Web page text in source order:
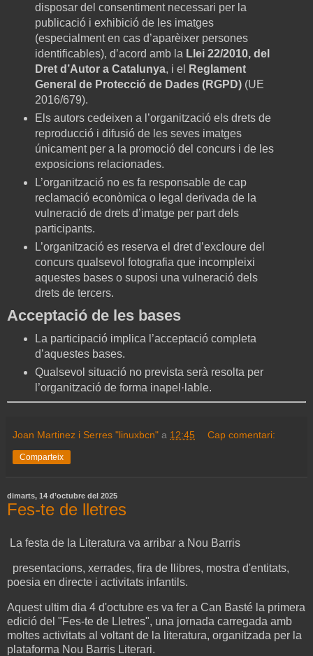
disposar del consentiment necessari per la
publicació i exhibició de les imatges
(especialment en cas d’aparèixer persones
identificables), d’acord amb la Llei 22/2010, del
Dret d’Autor a Catalunya, i el
Reglament
General de Protecció de Dades (RGPD)(UE
2016/679).
Els autors cedeixen a l’organització els drets de
reproducció i difusió de les seves imatges
únicament per a la promoció del concurs i de les
exposicions relacionades.
L’organització no es fa responsable de cap
reclamació econòmica o legal derivada de la
vulneració de drets d’imatge per part dels
participants.
L’organització es reserva el dret d’excloure del
concurs qualsevol fotografia que incompleixi
aquestes bases o suposi una vulneració dels
drets de tercers.
Acceptació de les bases
La participació implica l’acceptació completa
d’aquestes bases.
Qualsevol situació no prevista serà resolta per
l’organització de forma inapel·lable.
Joan Martinez i Serres "linuxbcn" a 12:45 Cap comentari:
Comparteix
dimarts, 14 d’octubre del 2025
Fes-te de lletres
La festa de la Literatura va arribar a Nou Barris
presentacions, xerrades, fira de llibres, mostra d'entitats,
poesia en directe i activitats infantils.
Aquest ultim dia 4 d'octubre es va fer a Can Basté la primera
edició del "Fes-te de Lletres", una jornada carregada amb
moltes activitats al voltant de la literatura, organitzada per la
plataforma Nou Barris Literari.